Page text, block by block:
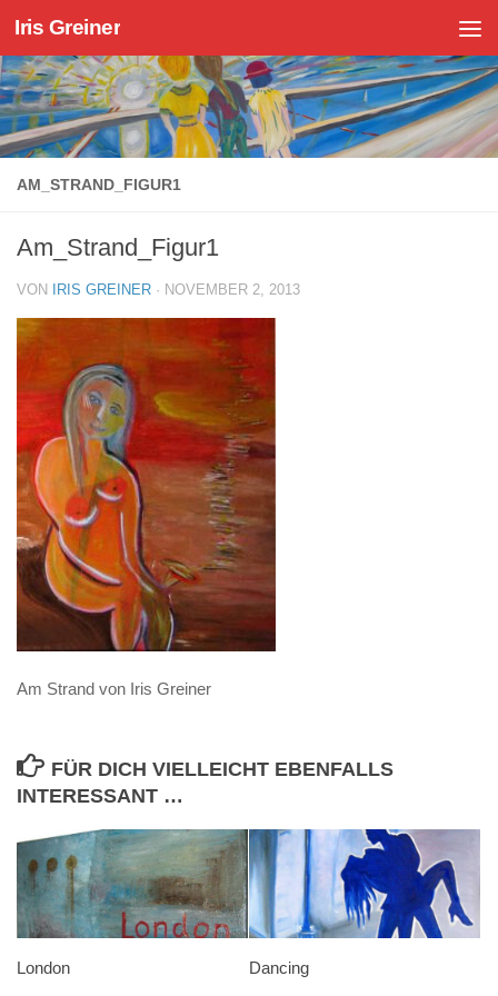
Zum Inhalt springen
Iris Greiner
AM_STRAND_FIGUR1
Am_Strand_Figur1
VON IRIS GREINER · NOVEMBER 2, 2013
Am Strand von Iris Greiner
FÜR DICH VIELLEICHT EBENFALLS
INTERESSANT …
London Dancing